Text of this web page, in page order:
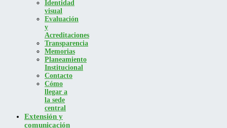
Identidad
visual
Evaluación
y
Acreditaciones
Transparencia
Memorias
Planeamiento
Institucional
Contacto
Cómo
llegar a
la sede
central
Extensión y
comunicación